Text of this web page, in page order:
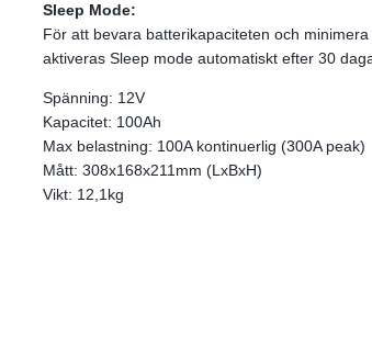
Sleep Mode:
För att bevara batterikapaciteten och
aktiveras Sleep mode automatiskt efter 30
Spänning: 12V
Kapacitet: 100Ah
Max belastning: 100A kontinuerlig (300A peak)
Mått: 308x168x211mm (LxBxH)
Vikt: 12,1kg